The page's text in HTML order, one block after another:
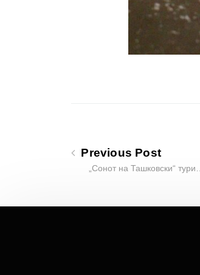
Previous Post
„Сонот на Ташковски“ тури…